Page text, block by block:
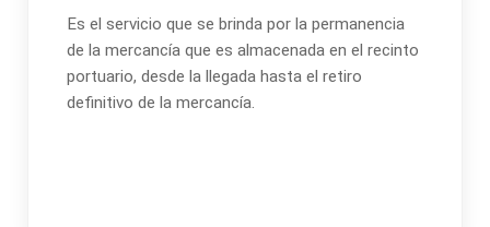
Es el servicio que se brinda por la permanencia
de la mercancía que es almacenada en el recinto
portuario, desde la llegada hasta el retiro
definitivo de la mercancía.